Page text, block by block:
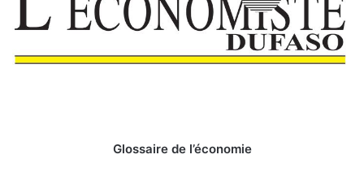
Glossaire de l’économie